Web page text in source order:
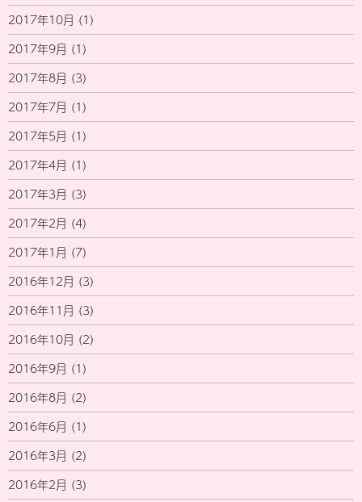
2017年10月 (1)
2017年9月 (1)
2017年8月 (3)
2017年7月 (1)
2017年5月 (1)
2017年4月 (1)
2017年3月 (3)
2017年2月 (4)
2017年1月 (7)
2016年12月 (3)
2016年11月 (3)
2016年10月 (2)
2016年9月 (1)
2016年8月 (2)
2016年6月 (1)
2016年3月 (2)
2016年2月 (3)